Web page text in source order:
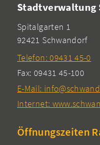
Stadtverwaltung
Spitalgarten 1
92421 Schwandorf
Telefon: 09431 45-0
Fax: 09431 45-100
E-Mail:
Internet:
Öffnungszeiten